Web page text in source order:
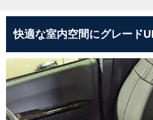
快適な室内空間にグレード